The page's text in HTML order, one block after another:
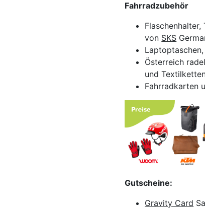
Fahrradzubehör
von SKS
Österreich
und
Fahrradkarten
Gutscheine:
Gravity Card